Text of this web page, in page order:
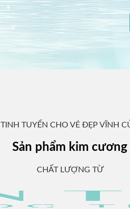
TINH TUYỂN CHO VẺ ĐẸP VĨNH
Sản phẩm kim cương
CHẤT LƯỢNG TỪ